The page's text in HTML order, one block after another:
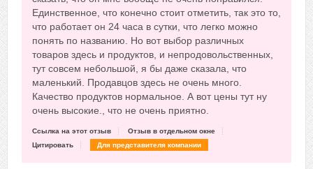
Единственное, что конечно стоит отметить, так это то,
что работает он 24 часа в сутки, что легко можно
понять по названию. Но вот выбор различных
товаров здесь и продуктов, и непродовольственных,
тут совсем небольшой, я бы даже сказала, что
маленький. Продавцов здесь не очень много.
Качество продуктов нормальное. А вот цены тут ну
очень высокие., что не очень приятно.
Ссылка на этот отзыв
Отзыв в отдельном окне
Цитировать
Для представителя компании